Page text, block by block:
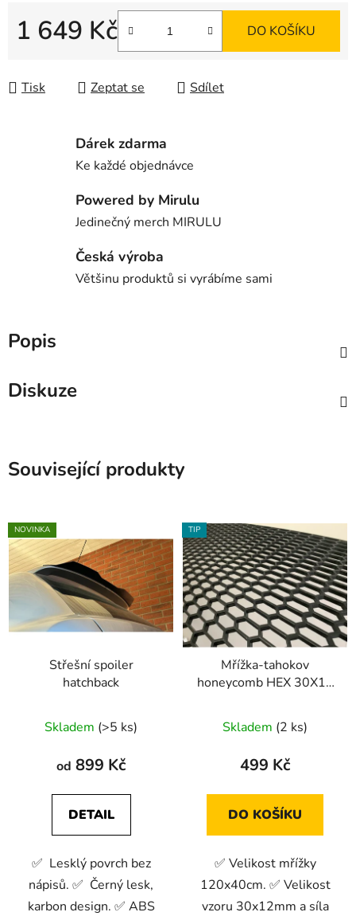
1 649 Kč DO KOŠÍKU
Tisk Zeptat se Sdílet
Dárek zdarma
Ke každé objednávce
Powered by Mirulu
Jedinečný merch MIRULU
Česká výroba
Většinu produktů si vyrábíme sami
Popis
Diskuze
Související produkty
NOVINKA
Střešní spoiler
hatchback
Skladem (>5 ks)
od 899 Kč
DETAIL
✅ Lesklý povrch bez
nápisů. ✅ Černý lesk,
karbon design. ✅ ABS
TIP
Mřížka-tahokov
honeycomb HEX 30X12
Skladem (2 ks)
499 Kč
DO KOŠÍKU
✅ Velikost mřížky
120x40cm. ✅ Velikost
vzoru 30x12mm a síla